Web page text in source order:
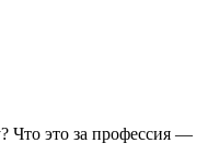
Что это за профессия —